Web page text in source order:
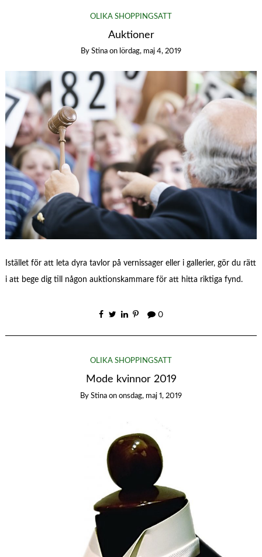
OLIKA SHOPPINGSÄTT
Auktioner
By Stina on lördag, maj 4, 2019
Istället för att leta dyra tavlor på vernissager eller i gallerier, gör du rätt
i att bege dig till någon auktionskammare för att hitta riktiga fynd.
0
OLIKA SHOPPINGSÄTT
Mode kvinnor 2019
By Stina on onsdag, maj 1, 2019